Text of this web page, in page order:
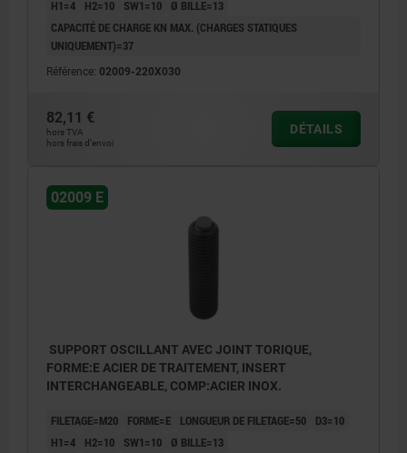
H1=4
H2=10 SW1=10
Ø BILLE=13
CAPACITÉ DE CHARGE KN MAX. (CHARGES STATIQUES
UNIQUEMENT)=37
Référence: 02009-220X030
82,11 €
hors TVA
hors frais d’envoi
DÉTAILS
02009 E
SUPPORT OSCILLANT AVEC JOINT TORIQUE,
FORME:E ACIER DE TRAITEMENT, INSERT
INTERCHANGEABLE, COMP:ACIER INOX.
FILETAGE=M20 FORME=E LONGUEUR DE FILETAGE=50
D3=10
H1=4
H2=10 SW1=10
Ø BILLE=13